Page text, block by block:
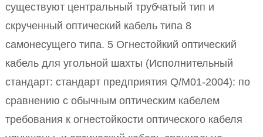
существуют центральный трубчатый тип и
скрученный оптический кабель типа 8
самонесущего типа. 5 Огнестойкий оптический
кабель для угольной шахты (Исполнительный
стандарт: стандарт предприятия Q/M01-2004): по
сравнению с обычным оптическим кабелем
требования к огнестойкости оптического кабеля